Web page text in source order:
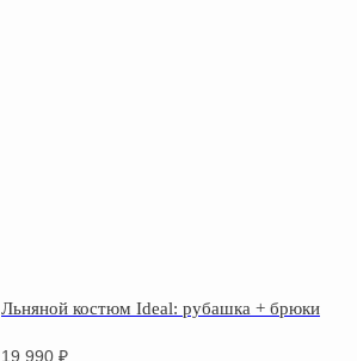
Льняной костюм Ideal: рубашка + брюки
19 990 ₽